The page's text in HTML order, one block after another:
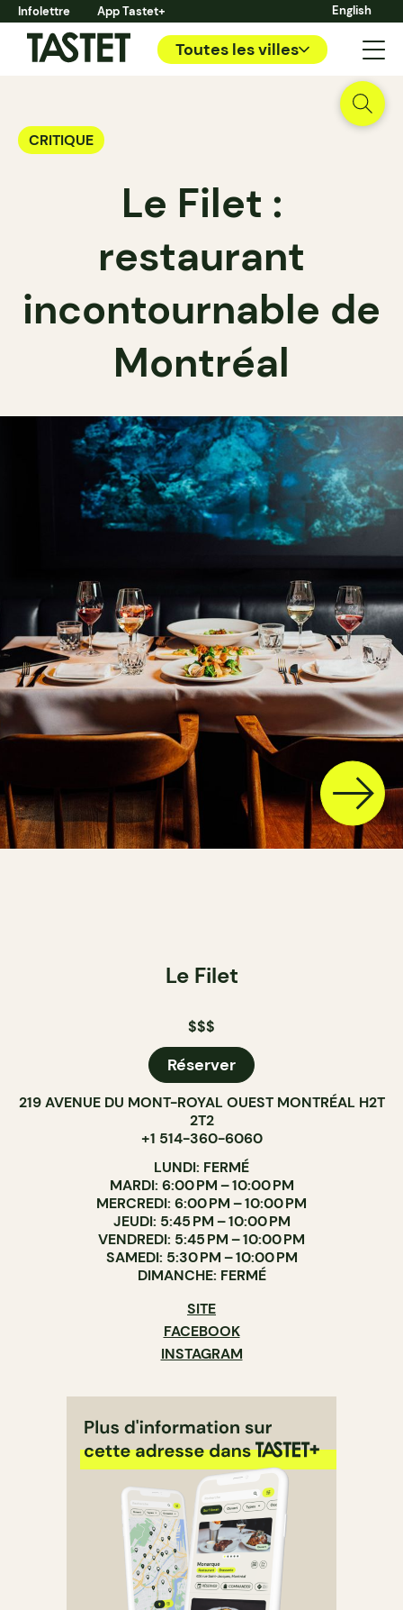
Infolettre App Tastet+ English
Toutes les villes
CRITIQUE
Le Filet :
restaurant
incontournable de
Montréal
Le Filet
$$$
Réserver
219 AVENUE DU MONT-ROYAL OUEST MONTRÉAL H2T
2T2
+1 514-360-6060
LUNDI: FERMÉ
MARDI: 6:00 PM – 10:00 PM
MERCREDI: 6:00 PM – 10:00 PM
JEUDI: 5:45 PM – 10:00 PM
VENDREDI: 5:45 PM – 10:00 PM
SAMEDI: 5:30 PM – 10:00 PM
DIMANCHE: FERMÉ
SITE
FACEBOOK
INSTAGRAM